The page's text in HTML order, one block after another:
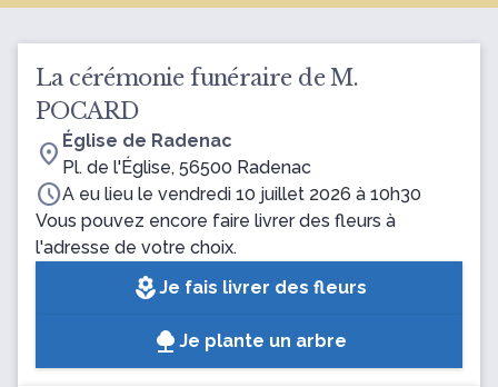
La cérémonie funéraire de M.
POCARD
location_on Église de Radenac
Pl. de l'Église, 56500 Radenac
scheduleA eu lieu le vendredi 10 juillet 2026 à 10h30
Vous pouvez encore faire livrer des fleurs à
l'adresse de votre choix.
local_floristJe fais livrer des fleurs
Je plante un arbre